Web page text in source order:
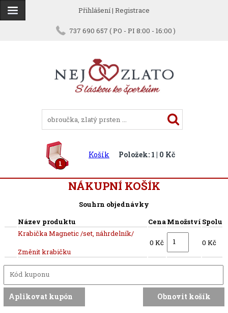
Přihlášení| Registrace
737 690 657 ( PO - PI 8:00 - 16:00 )
1
Košík Položek: 1 | 0 Kč
NÁKUPNÍ KOŠÍK
Souhrn objednávky
Název produktu
CenaMnožství Spolu
Krabička Magnetic /set, náhrdelník/
Změnit krabičku
0 Kč 0 Kč